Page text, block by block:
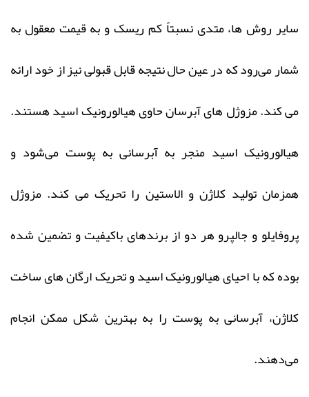
سایر روش‌ ها، متدی نسبتاً کم‌ ریسک و به قیمت معقول به
شمار می‌رود که در عین حال نتیجه قابل قبولی نیز از خود ارائه
می‌ کند. مزوژل‌ های آبرسان حاوی هیالورونیک اسید هستند.
هیالورونیک اسید منجر به آبرسانی به پوست می‌شود و
همزمان تولید کلاژن و الاستین را تحریک می‌ کند. مزوژل
پروفایلو و جالپرو هر دو از برندهای باکیفیت و تضمین شده
بوده که با احیای هیالورونیک اسید و تحریک ارگان‌ های ساخت
کلاژن، آبرسانی به پوست را به بهترین شکل ممکن انجام
می‌دهند.